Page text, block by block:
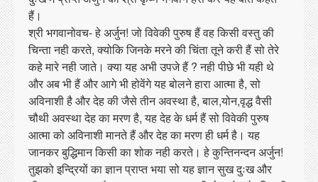
हैं।
श्री भगवानोवच- हे अर्जुन! जो विवेकी पुरुष हैं वह किसी वस्तु की
चिन्ता नही करते, क्योकि जिनके मरने की चिंता तूने करी हैं सो तेरे
कहे मारे नही जाते। क्या यह अभी उपजे हैं ? नही पीछे भी यही थे
और अब भी हैं और आगे भी होवेंगे यह बोलने हारा आत्मा है, सो
अविनाशी है और देह की जैसे तीन अवस्था है, बाल,योन,वृद्ध वैसी
चौथी अवस्था देह का मरण है, यह देह के धर्म हैं सो विवेकी पुरुष
आत्मा को अविनाशी मानते हैं और देह का मरण ही धर्म है। यह
जानकर बुद्धिमान किसी का शोक नही करते। हे कुन्तिनन्दन अर्जुन!
तुझको इन्द्रियों का ज्ञान प्राप्त भया सो यह ज्ञान सुख दुःख और